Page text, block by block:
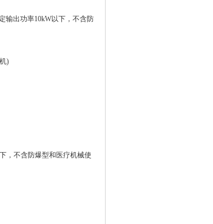
输出功率10kW以下，不含防
)
下，不含防爆型和医疗机械使